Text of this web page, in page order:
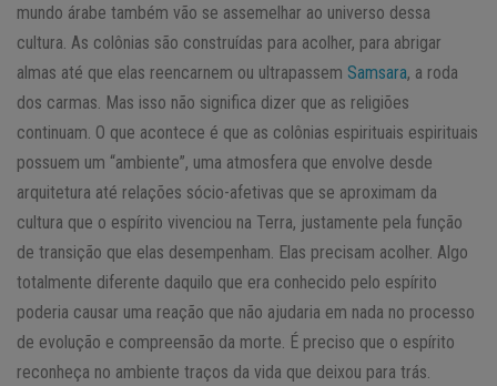
mundo árabe também vão se assemelhar ao universo dessa
cultura. As colônias são construídas para acolher, para abrigar
almas até que elas reencarnem ou ultrapassem Samsara, a roda
dos carmas. Mas isso não significa dizer que as religiões
continuam. O que acontece é que as colônias espirituais espirituais
possuem um “ambiente”, uma atmosfera que envolve desde
arquitetura até relações sócio-afetivas que se aproximam da
cultura que o espírito vivenciou na Terra, justamente pela função
de transição que elas desempenham. Elas precisam acolher. Algo
totalmente diferente daquilo que era conhecido pelo espírito
poderia causar uma reação que não ajudaria em nada no processo
de evolução e compreensão da morte. É preciso que o espírito
reconheça no ambiente traços da vida que deixou para trás.